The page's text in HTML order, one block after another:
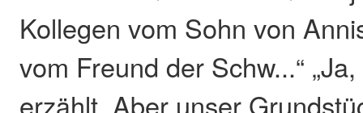
Kollegen vom Sohn von
vom Freund der Schw...“
erzählt. Aber unser